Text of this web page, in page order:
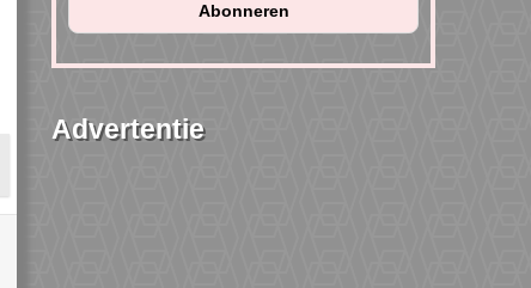
Advertentie